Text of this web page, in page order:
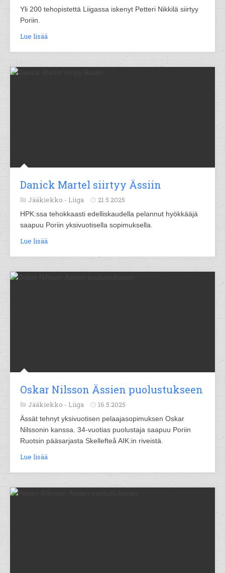
Yli 200 tehopistettä Liigassa iskenyt Petteri Nikkilä siirtyy
Poriin.
Lue lisää
Danick Martel siirtyy Ässiin
Jääkiekko - Liiga 21.5.2025
HPK:ssa tehokkaasti edelliskaudella pelannut hyökkääjä
saapuu Poriin yksivuotisella sopimuksella.
Lue lisää
Oskar Nilsson Ässien puolustukseen
Jääkiekko - Liiga 16.5.2025
Ässät tehnyt yksivuotisen pelaajasopimuksen Oskar
Nilssonin kanssa. 34-vuotias puolustaja saapuu Poriin
Ruotsin pääsarjasta Skellefteå AIK:in riveistä.
Lue lisää